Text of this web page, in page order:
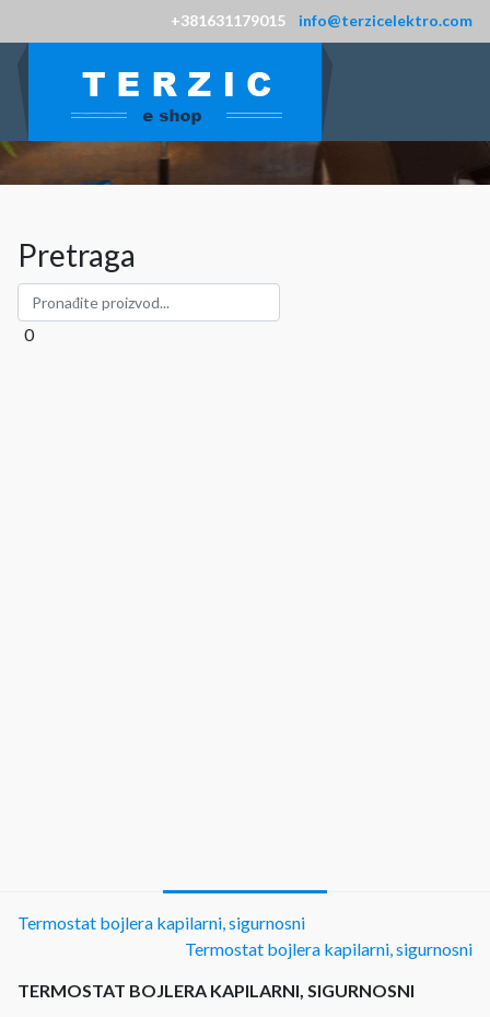
+381631179015 info@terzicelektro.com
Pretraga
0
Termostat bojlera kapilarni, sigurnosni
Termostat bojlera kapilarni, sigurnosni
TERMOSTAT BOJLERA KAPILARNI, SIGURNOSNI